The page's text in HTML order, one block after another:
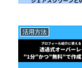
活用方法